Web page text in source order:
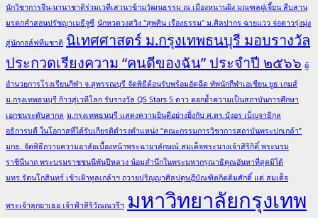
นักวิชาการจีน-นานาชาติร่วมเวทีเสวนาข้ามวัฒนธรรม ณ เมืองหนานผิง มณฑลฝูเจี้ยน สืบสาน
มรดกคำสอนปรัชญาเมธีจูซี นักหวดวงสวิง "สุพศิน เรืองธรรม" ม.ศิลปากร ฉายแวว จ่อดาวรุ่งมุ่ง
สู่นักกอล์ฟทีมชาติ นิเทศศาสตร์ ม.กรุงเทพธนบุรี มอบรางวัล
ประกวดเรียงความ “คนดีของฉัน” ประจำปี ๒๕๖๖ ผู้
อำนวยการโรงเรียนกีฬา จ.สุพรรณบุรี จัดพิธีต้อนรับพร้อมอัดฉีด ทัพนักกีฬาเอเชียน ยูธ เกมส์
ม.กรุงเทพธนบุรี ก้าวสู่เวทีโลก รับรางวัล QS Stars 5 ดาว ตอกย้ำความเป็นสถาบันการศึกษา
เอกชนระดับสากล ม.กรุงเทพธนบุรี แสดงความยินดีอย่างยิ่งกับ ศ.ดร.บังอร เบ็ญจาธิกุล
อธิการบดี ในโอกาสที่ได้รับเกียรติดำรงตำแหน่ง “คณะกรรมการวิชาการสถาบันพระปกเกล้า”
มกธ. จัดพิธีถวายความอาลัยเบื้องหน้าพระฉายาลักษณ์ สมเด็จพระนางเจ้าสิริกิติ์ พระบรม
ราชินีนาถ พระบรมราชชนนีพันปีหลวง น้อมสำนึกในพระมหากรุณาธิคุณอันหาที่สุดมิได้
มทร.รัตนโกสินทร์ เข้าเฝ้าทูลเกล้าฯ ถวายปริญญาศิลปดุษฎีบัณฑิตกิตติมศักดิ์ แด่ สมเด็จ
พระเจ้าลูกยาเธอ เจ้าฟ้าสิริวัณณวรีฯ มหาวิทยาลัยกรุงเทพ